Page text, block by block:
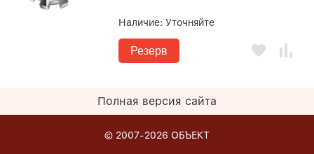
Наличие:Уточняйте
Резерв
Полная версия сайта
© 2007-2026 ОБЪЕКТ